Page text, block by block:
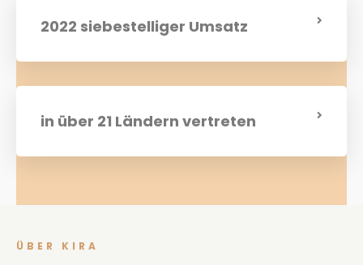
2022 siebestelliger Umsatz
in über 21 Ländern vertreten
ÜBER KIRA